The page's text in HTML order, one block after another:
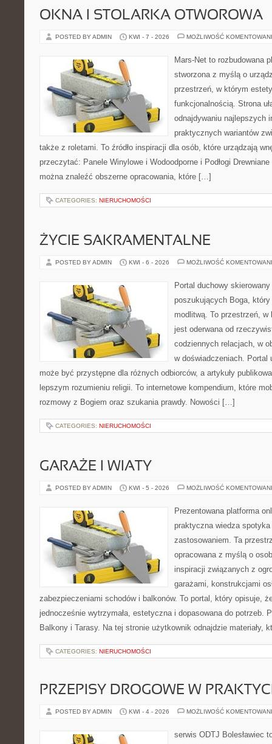
OKNA I STOLARKA OTWOROWA
POSTED BY ADMIN KWI - 7 - 2026 MOŻLIWOŚĆ
Mars-Net to rozbudowana
stworzona z myślą o
przestrzeń, w którym
funkcjonalnością. Strona
odnajdywaniu najlepszych
praktycznych wariantów
także z roletami. To źródło inspiracji dla osób, które urządzają
przeczytać: Panele Winylowe i Wodoodporne i Podłogi
można znaleźć obszerne opracowania, które […]
CATEGORIES: NIERUCHOMOŚCI
ŻYCIE SAKRAMENTALNE
POSTED BY ADMIN KWI - 6 - 2026 MOŻLIWOŚĆ
Portal duchowy
poszukujących Boga,
modlitwą. To przestrzeń,
jest oderwana od
codziennych relacjach, w
w doświadczeniach.
może być przystępne dla różnych odbiorców, a artykuły
lepszym rozumieniu religii. To internetowe kompendium, które
rozmowy z Bogiem oraz szukania prawdy. Nowości […]
CATEGORIES: NIERUCHOMOŚCI
GARAŻE I WIATY
POSTED BY ADMIN KWI - 5 - 2026 MOŻLIWOŚĆ
Prezentowana platforma
praktyczna wiedza
zastosowaniem. Ta
opracowana z myślą o
inspiracji związanych z
garażami, konstrukcjami
zabezpieczeniami schodów i balkonów. To portal, który opisuje,
jednocześnie wytrzymała, estetyczna i dopasowana do potrzeb.
Balkony i Tarasy. Na tej stronie użytkownik odnajdzie materiały,
CATEGORIES: NIERUCHOMOŚCI
PRZEPISY DROGOWE W
POSTED BY ADMIN KWI - 4 - 2026 MOŻLIWOŚĆ
serwis ODTJ Bolesławiec